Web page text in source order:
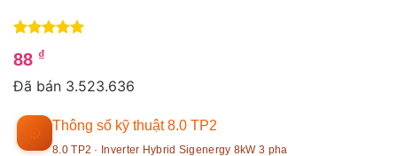
trên 5
dựa trên
4
88 ₫
Đã bán 3.523.636
⚙ Thông số kỹ thuật 8.0 TP2
8.0 TP2 · Inverter Hybrid Sigenergy 8kW 3 pha